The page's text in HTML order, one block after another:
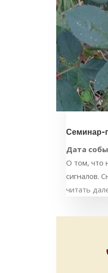
Семинар-
Дата
О том, что
сигналов.
читать